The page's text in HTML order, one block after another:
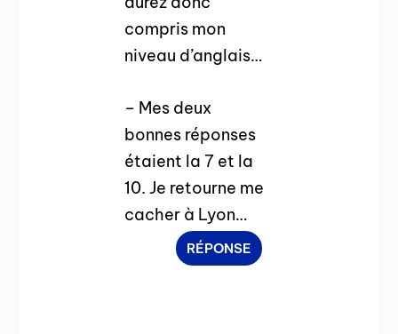
compris mon
niveau d’anglais…
– Mes deux
bonnes réponses
étaient la 7 et la
10. Je retourne me
cacher à Lyon…
RÉPONSE